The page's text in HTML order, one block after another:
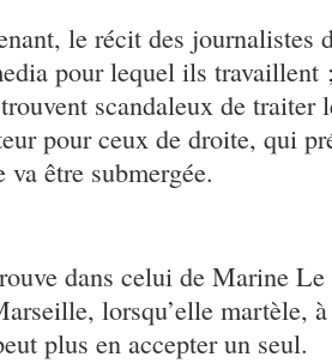
le récit des journalistes
pour lequel ils travaillent
scandaleux de traiter
pour ceux de droite, qui
être submergée.
dans celui de Marine Le
lorsqu’elle martèle,
plus en accepter un seul.